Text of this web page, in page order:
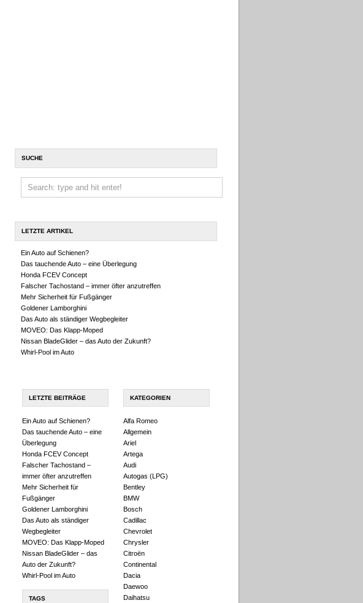
SUCHE
LETZTE ARTIKEL
Ein Auto auf Schienen?
Das tauchende Auto – eine Überlegung
Honda FCEV Concept
Falscher Tachostand – immer öfter anzutreffen
Mehr Sicherheit für Fußgänger
Goldener Lamborghini
Das Auto als ständiger Wegbegleiter
MOVEO: Das Klapp-Moped
Nissan BladeGlider – das Auto der Zukunft?
Whirl-Pool im Auto
LETZTE BEITRÄGE
Ein Auto auf Schienen?
Das tauchende Auto – eine
Überlegung
Honda FCEV Concept
Falscher Tachostand –
immer öfter anzutreffen
Mehr Sicherheit für
Fußgänger
Goldener Lamborghini
Das Auto als ständiger
Wegbegleiter
MOVEO: Das Klapp-Moped
Nissan BladeGlider – das
Auto der Zukunft?
Whirl-Pool im Auto
TAGS
KATEGORIEN
Alfa Romeo
Allgemein
Ariel
Artega
Audi
Autogas (LPG)
Bentley
BMW
Bosch
Cadillac
Chevrolet
Chrysler
Citroën
Continental
Dacia
Daewoo
Daihatsu